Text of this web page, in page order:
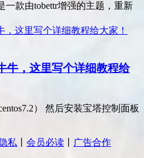
一款由tobettr增强的主题，重新
牛，这里写个详细教程给
） 然后安装宝塔控制面板
私 会员必读 广告合作